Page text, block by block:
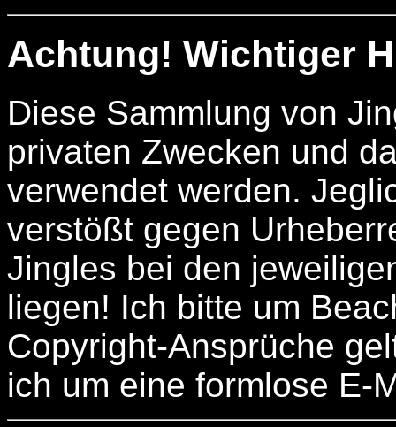
Achtung! Wichtiger
Diese Sammlung von
privaten Zwecken und
verwendet werden.
verstößt gegen
Jingles bei den
liegen! Ich bitte um
Copyright-Ansprüche
ich um eine formlose E-